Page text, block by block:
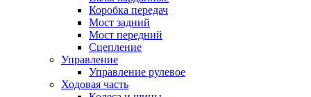
Коробка передач
Мост задний
Мост передний
Сцепление
Управление
Управление рулевое
Ходовая часть